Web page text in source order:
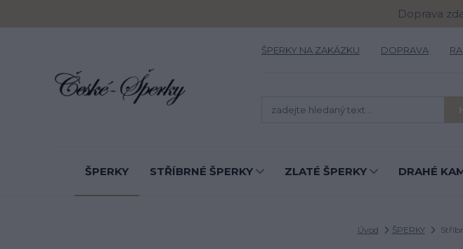
Doprava
ŠPERKY NA ZAKÁZKU DOPRAVA
ŠPERKY STŘÍBRNÉ ŠPERKY ZLATÉ ŠPERKY DRAHÉ
Úvod ŠPERKY